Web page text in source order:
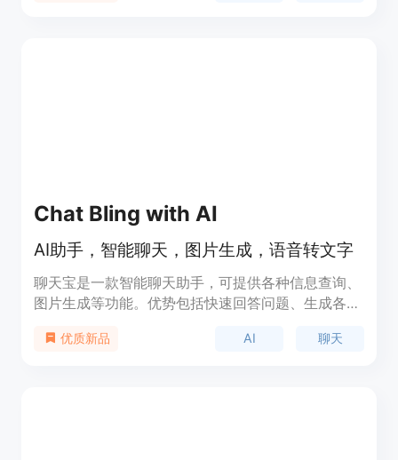
Chat Bling with AI
AI助手，智能聊天，图片生成，语音转文字
聊天宝是一款智能聊天助手，可提供各种信息查询、
图片生成等功能。优势包括快速回答问题、生成各种
同而有所区别，免费用户有一定的限额。定位于为用
优质新品 AI 聊天